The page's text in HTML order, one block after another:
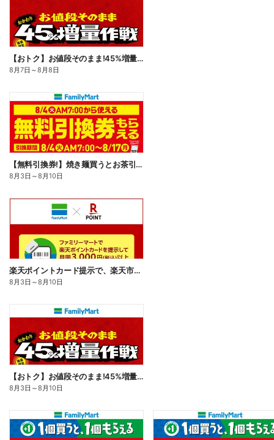
【おトク】お値段そのまま!45%増量作戦!
8月7日 ～8月8日
【無料引換券!】焼き麺買うとお茶引換券貰える!
8月3日 ～8月10日
楽天ポイントカード提示で、楽天市場でのお買い物がおトクに!
8月3日 ～8月10日
【おトク】お値段そのまま!45%増量作戦!
8月3日 ～8月10日